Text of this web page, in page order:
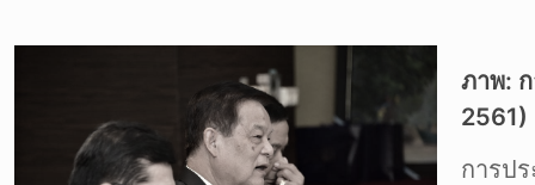
ภาพ:
2561)
การป